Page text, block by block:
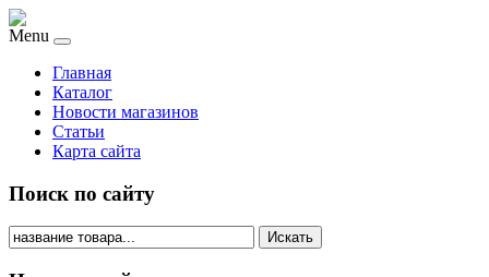
Menu
Главная
Каталог
Новости магазинов
Статьи
Карта сайта
Поиск по сайту
Искать